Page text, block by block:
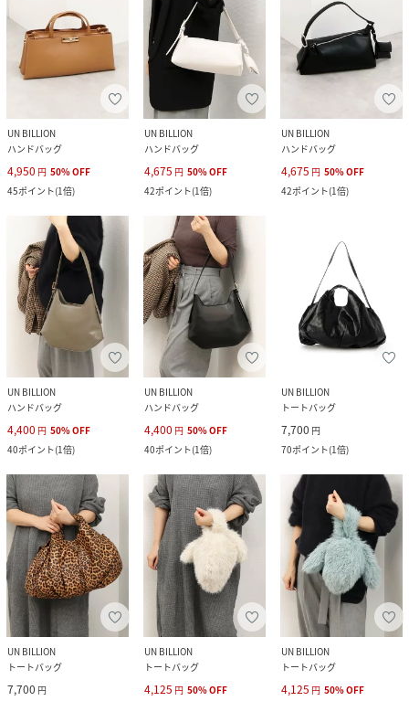
UN BILLION
ハンドバッグ
4,950 円 50%OFF
45ポイント(1倍)
UN BILLION
ハンドバッグ
4,675 円 50%OFF
42ポイント(1倍)
UN BILLION
ハンドバッグ
4,675 円 50%OFF
42ポイント(1倍)
UN BILLION
ハンドバッグ
4,400 円 50%OFF
40ポイント(1倍)
UN BILLION
ハンドバッグ
4,400 円 50%OFF
40ポイント(1倍)
UN BILLION
トートバッグ
7,700 円
70ポイント(1倍)
UN BILLION
トートバッグ
7,700 円
UN BILLION
トートバッグ
4,125 円 50%OFF
UN BILLION
トートバッグ
4,125 円 50%OFF